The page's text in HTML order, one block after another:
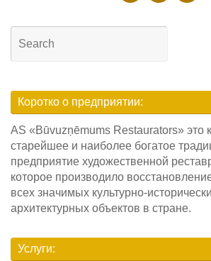
for:
Коротко о предприятии:
AS «Būvuzņēmums Restaurators» это
старейшее и наиболее богатое
предприятие художественной
которое производило
всех значимых культурно-
архитектурных объектов в стране.
Услуги: